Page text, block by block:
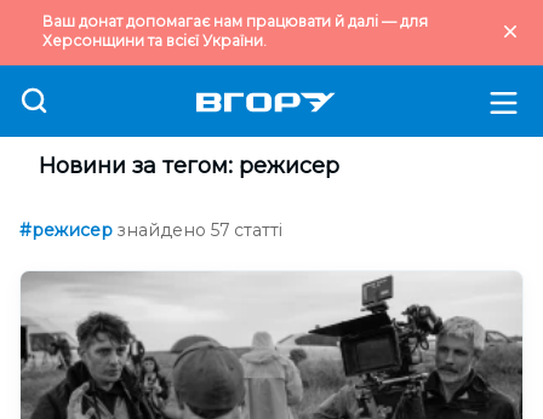
Ваш донат допомагає нам працювати й далі — для
Херсонщини та всієї України.
Новини за тегом: режисер
#режисер знайдено 57 статті